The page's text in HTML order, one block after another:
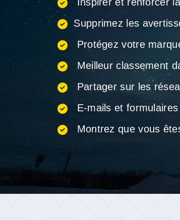
Supprimez les
Protégez votre
Meilleur classement
Partager sur les
E-mails et
Montrez que vous